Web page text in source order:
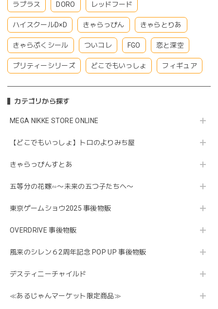
ラプラス DORO レッドフード
ハイスクールD×D きゃらっぴん きゃらとりあ
きゃらぷくシール ついコレ FGO 恋と深空
プリティーシリーズ どこでもいっしょ フィギュア
カテゴリから探す
MEGA NIKKE STORE ONLINE
【どこでもいっしょ】トロのよりみち屋
きゃらっぴんすとあ
五等分の花嫁∽〜未来の五つ子たちへ〜
東京ゲームショウ2025 事後物販
OVERDRIVE 事後物販
風来のシレン６2周年記念 POP UP 事後物販
デスティニーチャイルド
≪あるじゃんマーケット限定商品≫